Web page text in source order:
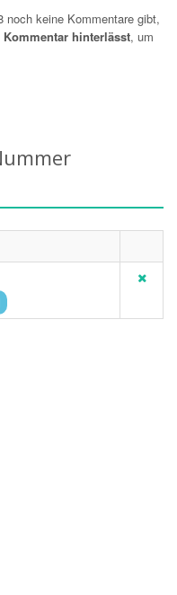
noch keine Kommentare gibt,
hinterlässt, um